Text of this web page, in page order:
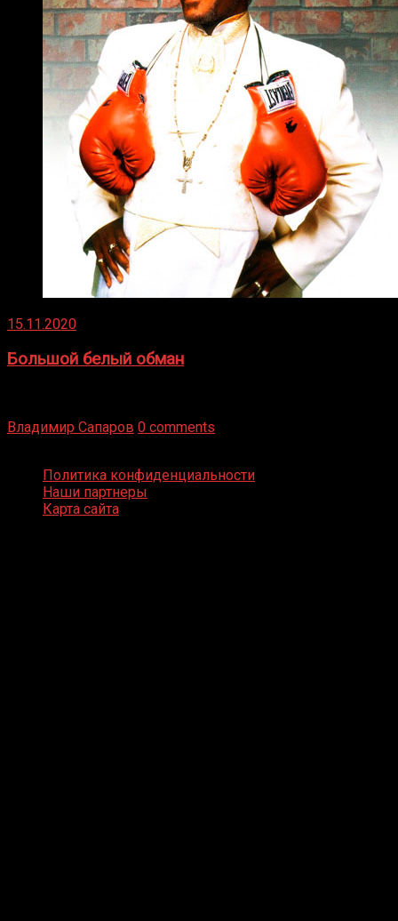
15.11.2020
Большой белый обман
Владимир Сапаров 0 comments
Политика конфиденциальности
Наши партнеры
Карта сайта